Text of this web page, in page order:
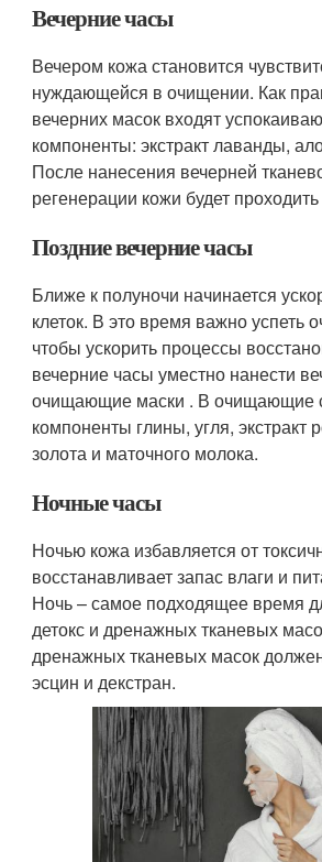
Вечерние часы
Вечером кожа становится
нуждающейся в очищении. Как
вечерних масок входят
компоненты: экстракт лаванды,
После нанесения вечерней
регенерации кожи будет
Поздние вечерние часы
Ближе к полуночи начинается
клеток. В это время важно успеть
чтобы ускорить процессы
вечерние часы уместно нанести
очищающие маски . В очищающие
компоненты глины, угля, экстракт
золота и маточного молока.
Ночные часы
Ночью кожа избавляется от
восстанавливает запас влаги и
Ночь – самое подходящее время
детокс и дренажных тканевых
дренажных тканевых масок
эсцин и декстран.